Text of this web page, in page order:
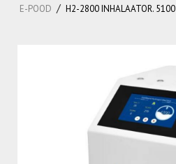
E-POOD / H2-2800 INHALAATOR. 5100